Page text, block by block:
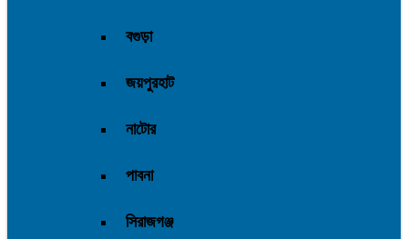
বগুড়া
জয়পুরহাট
নাটোর
পাবনা
সিরাজগঞ্জ